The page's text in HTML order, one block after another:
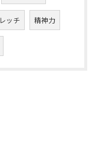
ッチ 精神力